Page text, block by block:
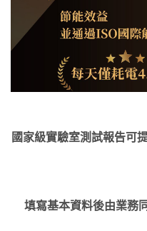
國家級實驗室測試報告可
填寫基本資料後由業務